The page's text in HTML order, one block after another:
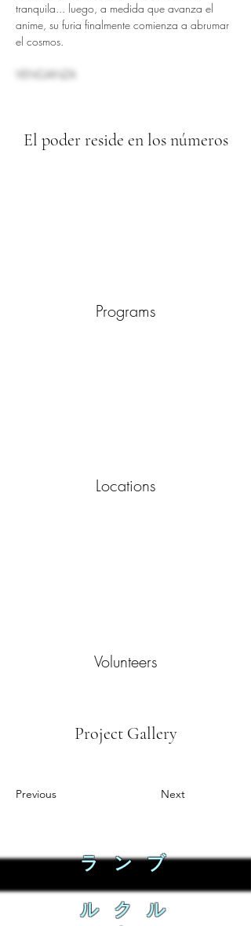
tranquila... luego, a medida que avanza el
anime, su furia finalmente comienza a abrumar
el cosmos.
VENGANZA
El poder reside en los números
Programs
Locations
Volunteers
Project Gallery
Previous Next
ラ ン ブ
ル ク ル